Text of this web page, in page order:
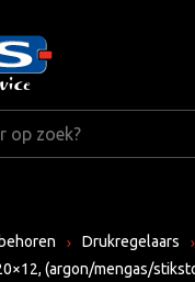
Drukregelaars
(argon/mengas/